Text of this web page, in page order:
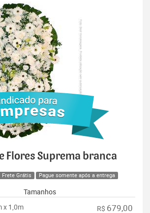
Flores Suprema branca
Frete Grátis Pague somente após a entrega
Tamanhos
x 1,0m
R$ 679,00